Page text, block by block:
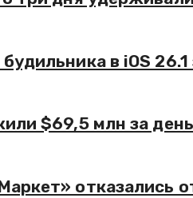
в iOS
$69,5 млн за
отказались